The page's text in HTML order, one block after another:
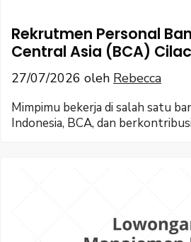
Rekrutmen Personal
Central Asia (BCA)
27/07/2026 oleh Rebecca
Mimpimu bekerja di salah satu
Indonesia, BCA, dan